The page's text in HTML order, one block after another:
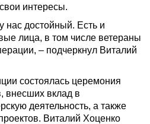
интересы.
нас достойный. Есть и
лица, в том числе ветераны
– подчеркнул Виталий
состоялась церемония
внесших вклад в
деятельность, а также
Виталий Хоценко